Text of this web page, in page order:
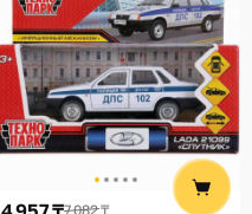
7 082 ₸